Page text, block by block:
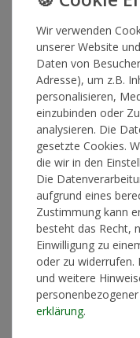
GRÖSSE
50,00 €*
Lieferzeit 1-3
Wir verwenden
unserer Website
Daten von
Adresse), um z.B.
personalisieren,
einzubinden oder
analysieren. Die
gesetzte Cookies.
die wir in den
Die
aufgrund eines
Zustimmung kann
besteht das Recht,
Einwilligung zu
oder zu widerrufen.
und weitere
erklärung.